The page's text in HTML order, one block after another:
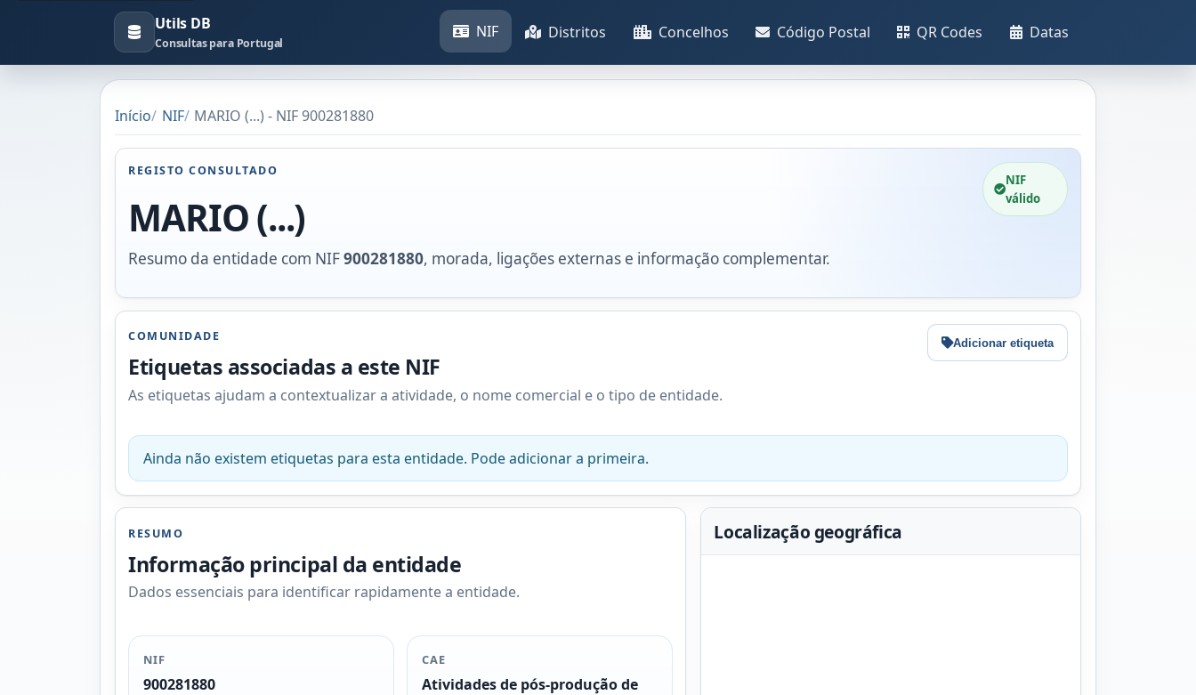
Utils DB
Consultas para Portugal
NIF Distritos Concelhos Código Postal QR Codes Datas
Início NIF MARIO (...) - NIF 900281880
REGISTO CONSULTADO
MARIO (...)
Resumo da entidade com NIF900281880, morada, ligações externas e informação complementar.
NIF
válido
COMUNIDADE
Etiquetas associadas a este NIF
As etiquetas ajudam a contextualizar a atividade, o nome comercial e o tipo de entidade.
Adicionar etiqueta
Ainda não existem etiquetas para esta entidade. Pode adicionar a primeira.
RESUMO
Informação principal da entidade
Dados essenciais para identificar rapidamente a entidade.
NIF
900281880
CAE
Atividades de pós-produção de
Localização geográfica